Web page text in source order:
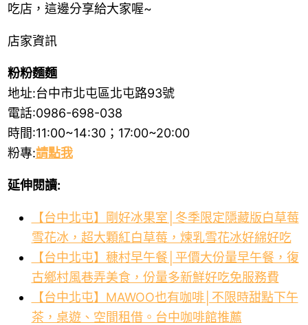
吃店，這邊分享給大家喔~
店家資訊
粉粉麵麵
地址:台中市北屯區北屯路93號
電話:0986-698-038
時間:11:00~14:30；17:00~20:00
粉專:請點我
延伸閱讀:
【台中北屯】剛好冰果室│冬季限定隱藏版白草莓
雪花冰，超大顆紅白草莓，煉乳雪花冰好綿好吃
【台中北屯】穅村早午餐│平價大份量早午餐，復
古鄉村風巷弄美食，份量多新鮮好吃免服務費
【台中北屯】MAWOO也有咖啡│不限時甜點下午
茶，桌遊、空間租借。台中咖啡館推薦